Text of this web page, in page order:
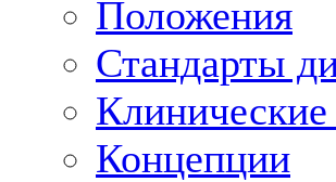
Положения
Стандарты
Клинические
Концепции